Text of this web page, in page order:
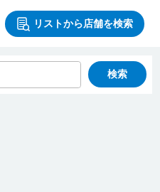
リストから店舗を検索
検索